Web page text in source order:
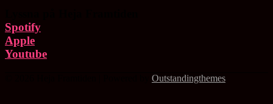
Spotify
Apple
Youtube
Outstandingthemes